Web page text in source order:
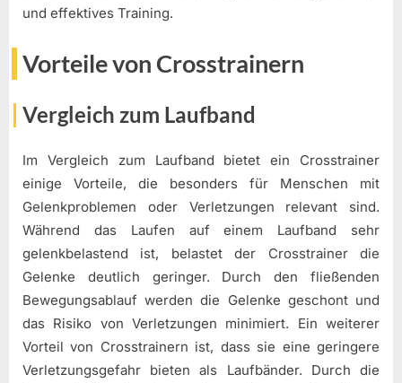
und effektives Training.
Vorteile von Crosstrainern
Vergleich zum Laufband
Im Vergleich zum Laufband bietet ein Crosstrainer
einige Vorteile, die besonders für Menschen mit
Gelenkproblemen oder Verletzungen relevant sind.
Während das Laufen auf einem Laufband sehr
gelenkbelastend ist, belastet der Crosstrainer die
Gelenke deutlich geringer. Durch den fließenden
Bewegungsablauf werden die Gelenke geschont und
das Risiko von Verletzungen minimiert. Ein weiterer
Vorteil von Crosstrainern ist, dass sie eine geringere
Verletzungsgefahr bieten als Laufbänder. Durch die